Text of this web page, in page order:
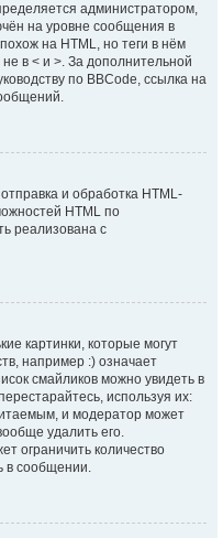
администратором,
на уровне сообщения в
на HTML, но теги в нём
в < и >. За дополнительной
по BBCode, ссылка на
и обработка HTML-
HTML по
реализована с
картинки, которые могут
например :) означает
смайликов можно увидеть в
используя их:
и модератор может
удалить его.
ограничить количество
в сообщении.